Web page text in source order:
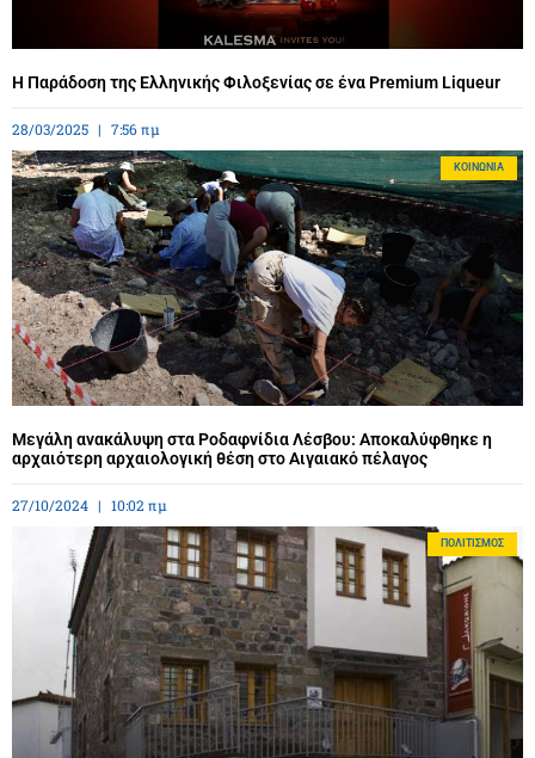
Η Παράδοση της Ελληνικής Φιλοξενίας σε ένα Premium Liqueur
28/03/2025 7:56 πμ
ΚΟΙΝΩΝΊΑ
Μεγάλη ανακάλυψη στα Ροδαφνίδια Λέσβου: Αποκαλύφθηκε η
αρχαιότερη αρχαιολογική θέση στο Αιγαιακό πέλαγος
27/10/2024 10:02 πμ
ΠΟΛΙΤΙΣΜΌΣ